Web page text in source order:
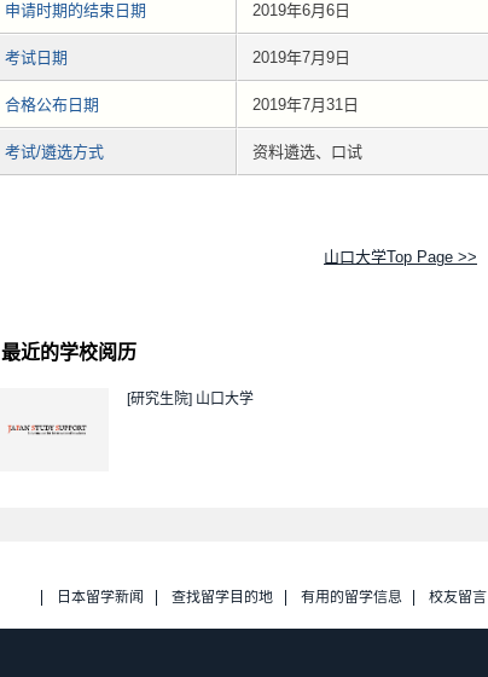
申请时期的结束日期 2019年6月6日
考试日期 2019年7月9日
合格公布日期 2019年7月31日
考试/遴选方式 资料遴选、口试
山口大学Top Page >>
最近的学校阅历
[研究生院] 山口大学
日本留学新闻 查找留学目的地 有用的留学信息 校友留言